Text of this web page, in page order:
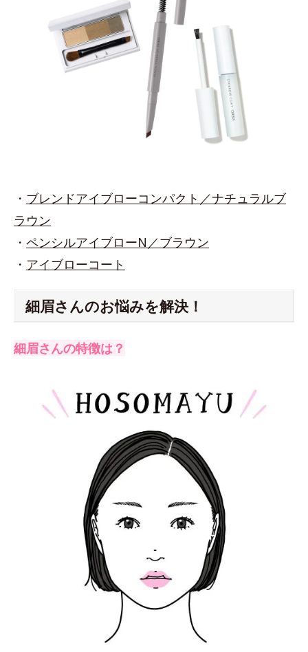
・ ブレンドアイブローコンパクト／ナチュラルブ
ラウン
・ ペンシルアイブローN／ブラウン
・ アイブローコート
細眉さんのお悩みを解決！
細眉さんの特徴は？